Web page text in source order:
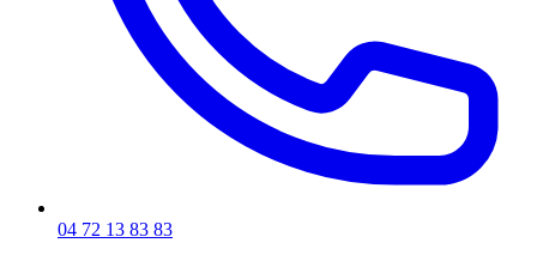
04 72 13 83 83